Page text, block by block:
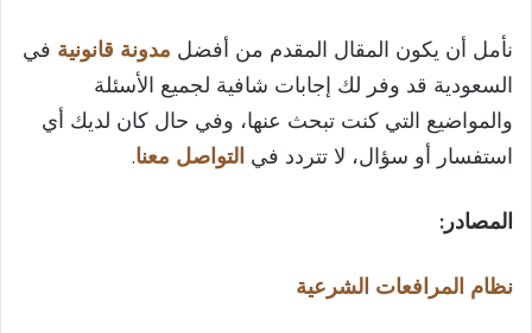
نأمل أن يكون المقال المقدم من أفضل مدونة قانونية في
السعودية قد وفر لك إجابات شافية لجميع الأسئلة
والمواضيع التي كنت تبحث عنها، وفي حال كان لديك أي
استفسار أو سؤال، لا تتردد في التواصل معنا.
المصادر:
نظام المرافعات الشرعية